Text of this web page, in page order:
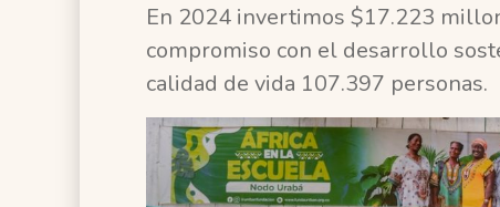
En 2024 invertimos $17.223
compromiso con el desarrollo
calidad de vida 107.397 personas.